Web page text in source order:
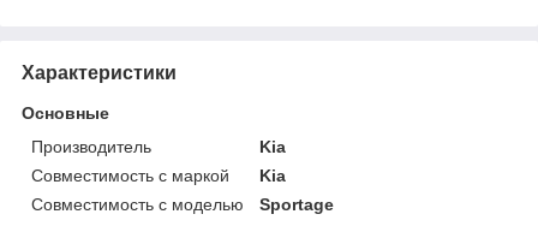
Характеристики
Основные
Производитель
Kia
Совместимость с маркой
Kia
Совместимость с моделью
Sportage